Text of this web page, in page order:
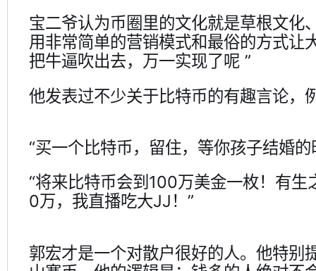
宝二爷认为币圈里的文化就是草根文化
用非常简单的营销模式和最俗的方式
把牛逼吹出去，万一实现了呢 ”
他发表过不少关于比特币的有趣言论，
“买一个比特币，留住，等你孩子结婚
“将来比特币会到100万美金一枚！有生
0万，我直播吃大JJ！”
郭宏才是一个对散户很好的人。他特别